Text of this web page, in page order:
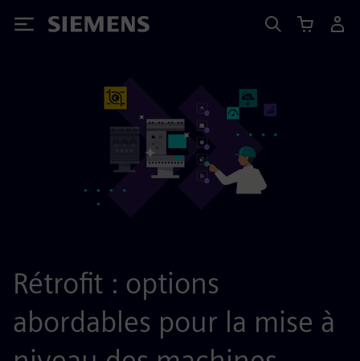
Siemens
Rétrofit : options
abordables pour la mise à